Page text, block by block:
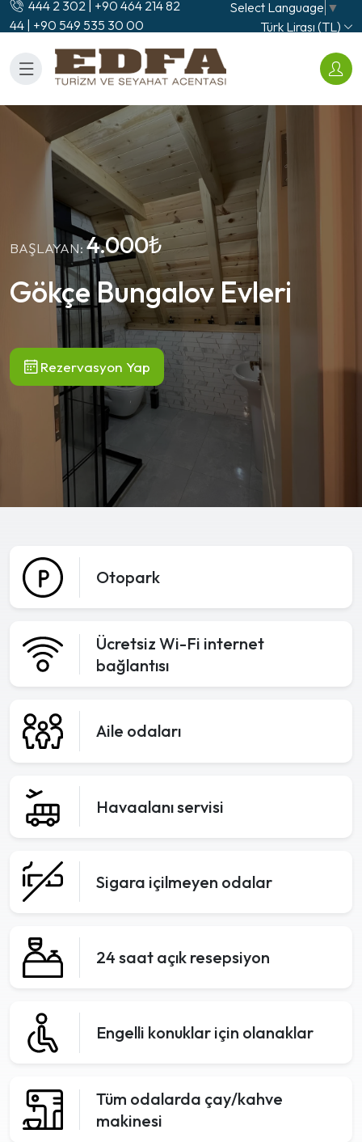
444 2 302 | +90 464 214 82
44 | +90 549 535 30 00
Select Language ▼
Türk Lirası (TL)
BAŞLAYAN: 4.000₺
Gökçe Bungalov Evleri
Rezervasyon Yap
Otopark
Ücretsiz Wi-Fi internet
bağlantısı
Aile odaları
Havaalanı servisi
Sigara içilmeyen odalar
24 saat açık resepsiyon
Engelli konuklar için olanaklar
Tüm odalarda çay/kahve
makinesi